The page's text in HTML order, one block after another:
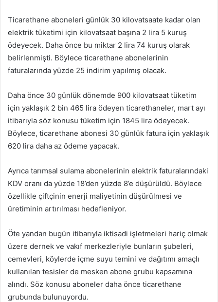
Ticarethane aboneleri günlük 30 kilovatsaate kadar olan
elektrik tüketimi için kilovatsaat başına 2 lira 5 kuruş
ödeyecek. Daha önce bu miktar 2 lira 74 kuruş olarak
belirlenmişti. Böylece ticarethane abonelerinin
faturalarında yüzde 25 indirim yapılmış olacak.
Daha önce 30 günlük dönemde 900 kilovatsaat tüketim
için yaklaşık 2 bin 465 lira ödeyen ticarethaneler, mart ayı
itibarıyla söz konusu tüketim için 1845 lira ödeyecek.
Böylece, ticarethane abonesi 30 günlük fatura için yaklaşık
620 lira daha az ödeme yapacak.
Ayrıca tarımsal sulama abonelerinin elektrik faturalarındaki
KDV oranı da yüzde 18’den yüzde 8’e düşürüldü. Böylece
özellikle çiftçinin enerji maliyetinin düşürülmesi ve
üretiminin artırılması hedefleniyor.
Öte yandan bugün itibarıyla iktisadi işletmeleri hariç olmak
üzere dernek ve vakıf merkezleriyle bunların şubeleri,
cemevleri, köylerde içme suyu temini ve dağıtımı amaçlı
kullanılan tesisler de mesken abone grubu kapsamına
alındı. Söz konusu aboneler daha önce ticarethane
grubunda bulunuyordu.